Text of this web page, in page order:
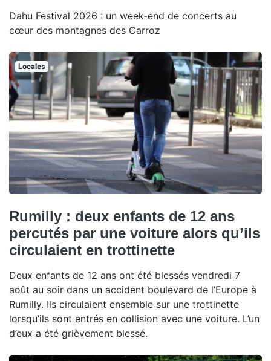
Dahu Festival 2026 : un week-end de concerts au
cœur des montagnes des Carroz
Locales
Rumilly : deux enfants de 12 ans
percutés par une voiture alors qu’ils
circulaient en trottinette
Deux enfants de 12 ans ont été blessés vendredi 7
août au soir dans un accident boulevard de l’Europe à
Rumilly. Ils circulaient ensemble sur une trottinette
lorsqu’ils sont entrés en collision avec une voiture. L’un
d’eux a été grièvement blessé.